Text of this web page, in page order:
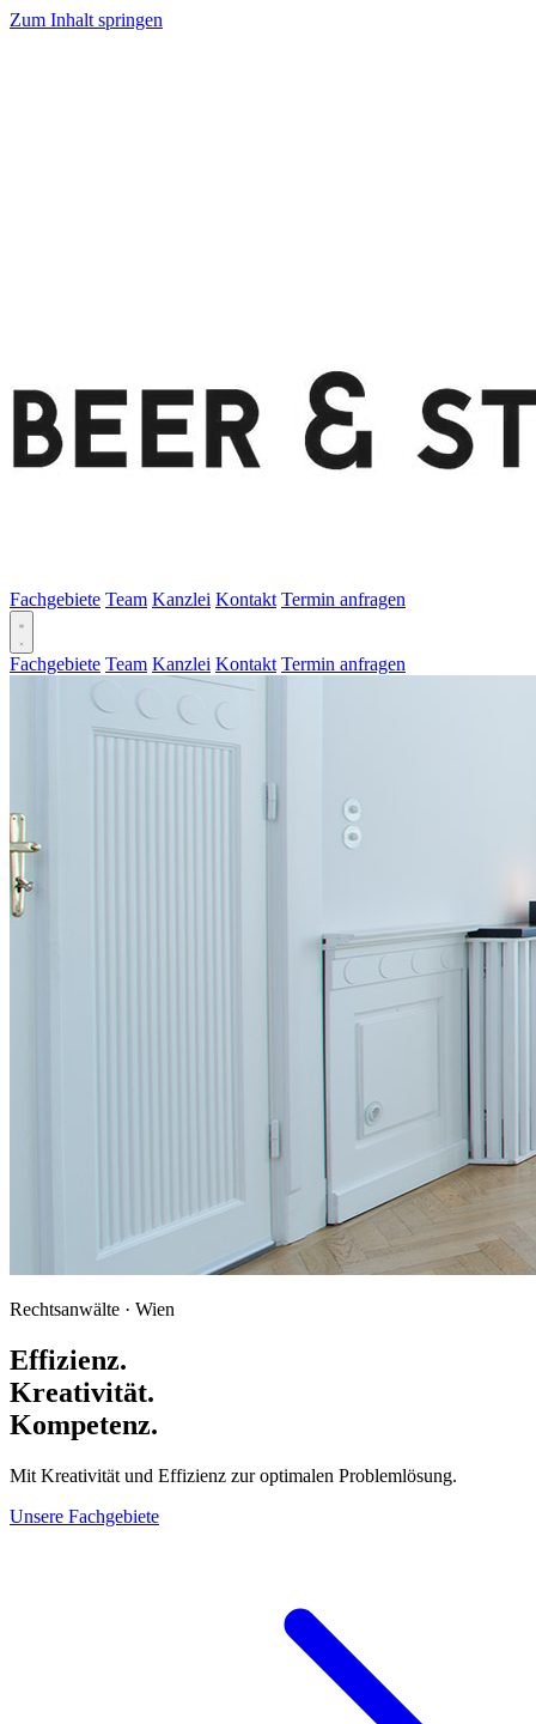
Zum Inhalt springen
Fachgebiete Team Kanzlei Kontakt Termin anfragen
Fachgebiete Team Kanzlei Kontakt Termin anfragen
Rechtsanwälte · Wien
Effizienz.
Kreativität.
Kompetenz.
Mit Kreativität und Effizienz zur optimalen Problemlösung.
Unsere Fachgebiete